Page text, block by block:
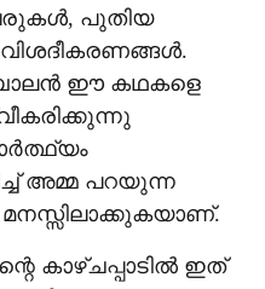
പുതിയ
ബാലന്‍ ഈ കഥകളെ
അമ്മ പറയുന്ന
കാഴ്ചപ്പാടില്‍ ഇത്